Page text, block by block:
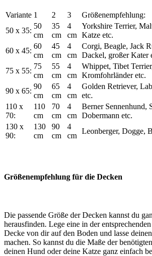
Variante 1 2 3
Größenempfehlung:
50 x 35:
50
cm
35
cm
4
cm
Yorkshire Terrier,
Katze etc.
60 x 45:
60
cm
45
cm
4
cm
Corgi, Beagle, Jack
Dackel, großer Kater
75 x 55:
75
cm
55
cm
4
cm
Whippet, Tibet
Kromfohrländer etc.
90 x 65:
90
cm
65
cm
4
cm
Golden Retriever,
etc.
110 x
70:
110
cm
70
cm
4
cm
Berner Sennenhund,
Dobermann etc.
130 x
90:
130
cm
90
cm
4
cm
Leonberger, Dogge,
Größenempfehlung für die Decken
Die passende Größe der Decken kannst du
herausfinden. Lege eine in der
Decke von dir auf den Boden und lasse
machen. So kannst du die Maße der
deinen Hund oder deine Katze ganz einfach